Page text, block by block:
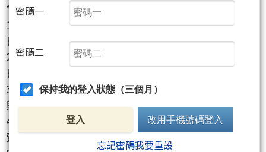
**賣超前五名：**
1. **奇鋐
（3017）**：賣超 33.72 億元，連續賣超 3
日。散熱族群漲多修正，投信大舉獲利了結。
2. **健策
（3653）**：賣超 15.68 億元，連續賣超 4
日。精密零組件股短線修正，內外資同步減碼。
3. **旺宏（2337）**：賣超 13.96 億元，賣超 1 日。
與外資同步調節記憶體個股。
4. **台新新光金（2888）
**：賣超 10.35 億元，連續
賣超 17 日。金融股短線資金流出，投信持續減碼。
密碼一
密碼二
保持我的登入狀態（三個月）
登入 改用手機號碼登入
忘記密碼我要重設